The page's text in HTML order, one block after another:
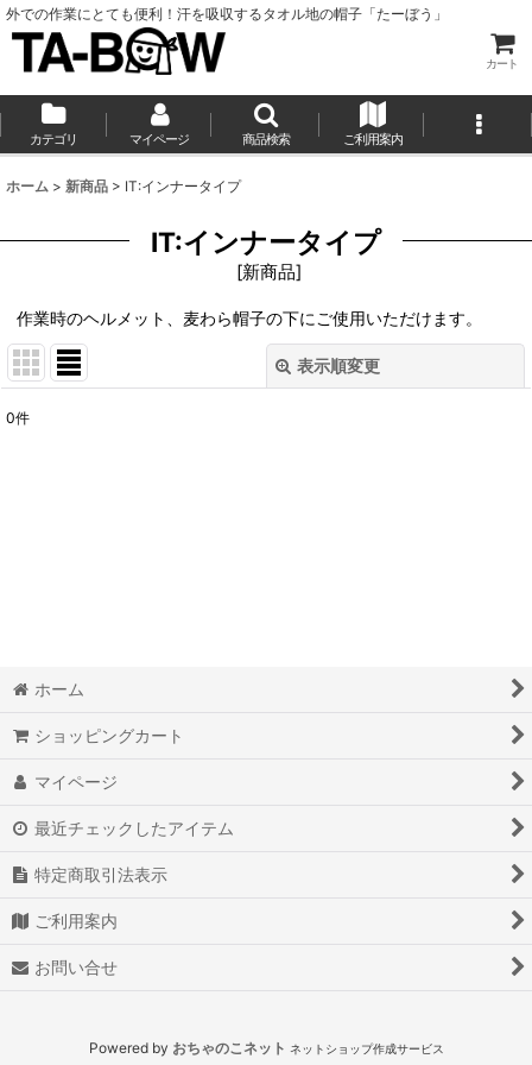
外での作業にとても便利！汗を吸収するタオル地の帽子「たーぼう」
カート
カテゴリ マイページ 商品検索 ご利用案内
ホーム > 新商品 > IT:インナータイプ
IT:インナータイプ
[新商品]
作業時のヘルメット、麦わら帽子の下にご使用いただけます。
表示順変更
0件
ホーム
ショッピングカート
マイページ
最近チェックしたアイテム
特定商取引法表示
ご利用案内
お問い合せ
Powered by おちゃのこネット ネットショップ作成サービス